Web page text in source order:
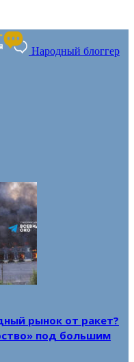
Народный блоггер
рынок от ракет?
под большим